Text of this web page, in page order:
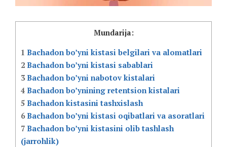
Mundarija:
1 Bachadon bo’yni kistasi belgilari va alomatlari
2 Bachadon bo’yni kistasi sabablari
3Bachadon bo’yni nabotov kistalari
4 Bachadon bo’ynining retentsion kistalari
5 Bachadon kistasini tashxislash
6Bachadon bo’yni kistasi oqibatlari va asoratlari
7 Bachadon bo’yni kistasini olib tashlash
(jarrohlik)